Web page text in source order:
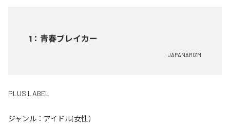
1 ： 青春ブレイカー
JAPANARIZM
PLUS LABEL
ジャンル： アイドル(女性)